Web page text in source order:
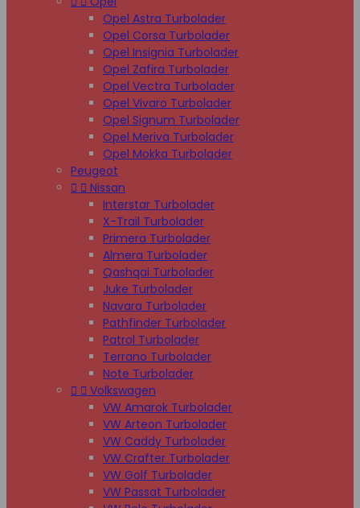
Opel Astra Turbolader
Opel Corsa Turbolader
Opel Insignia Turbolader
Opel Zafira Turbolader
Opel Vectra Turbolader
Opel Vivaro Turbolader
Opel Signum Turbolader
Opel Meriva Turbolader
Opel Mokka Turbolader
Peugeot
  Nissan
Interstar Turbolader
X-Trail Turbolader
Primera Turbolader
Almera Turbolader
Qashqai Turbolader
Juke Turbolader
Navara Turbolader
Pathfinder Turbolader
Patrol Turbolader
Terrano Turbolader
Note Turbolader
  Volkswagen
VW Amarok Turbolader
VW Arteon Turbolader
VW Caddy Turbolader
VW Crafter Turbolader
VW Golf Turbolader
VW Passat Turbolader